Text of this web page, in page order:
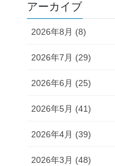
アーカイブ
2026年8月 (8)
2026年7月 (29)
2026年6月 (25)
2026年5月 (41)
2026年4月 (39)
2026年3月 (48)